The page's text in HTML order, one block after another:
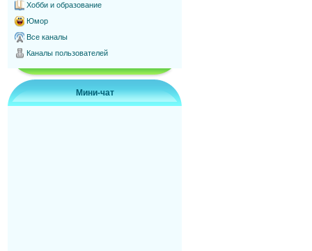
Хобби и образование
Юмор
Все каналы
Каналы пользователей
Мини-чат